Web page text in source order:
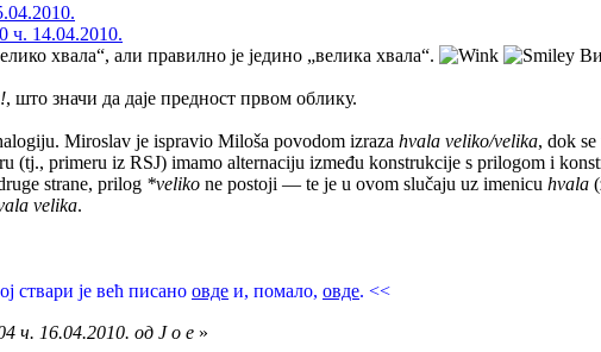
ч. 14.04.2010.
хвала“, али правилно је једино „велика хвала“.
, што значи да даје предност првом облику.
Miroslav je ispravio Miloša povodom izraza hvala veliko/velika, dok
(tj., primeru iz RSJ) imamo alternaciju između konstrukcije s prilogom i
strane, prilog *veliko ne postoji — te je u ovom slučaju uz imenicu hvala
velika.
ствари је већ писано овде и, помало, овде. <<
ч. 16.04.2010. од J o e »